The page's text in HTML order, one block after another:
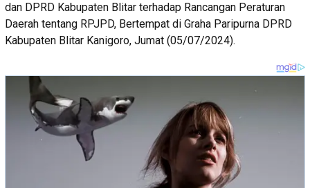
dan DPRD Kabupaten Blitar terhadap Rancangan Peraturan
Daerah tentang RPJPD, Bertempat di Graha Paripurna DPRD
Kabupaten Blitar Kanigoro, Jumat (05/07/2024).